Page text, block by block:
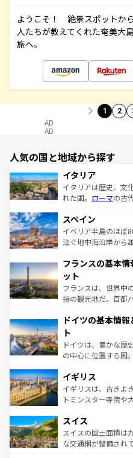
ようこそ！ 絶景スポットか
人たちが教えてくれた奄美大
旅へ。
1 2
AD
AD
人気の国と地域から探す
イタリア
イタリアは歴史、文
れた国。 ローマの古
ろん、トスカーナの
景など、自然景観も
ピザやパスタなど、
ませてくれるイタリ
なお、新着のイタリ
しい。
スペイン
イベリア半島のほぼ
注ぐ地中海沿岸から
文化が根付くこの国
れる闘牛、そして美
る。首都マドリード
アートに溢れた街角
せる。地方によって
ンテンツ一覧 を参照
フランスの基本
ット
フランスは、世界中
指の観光地だ。首都
で、幅広い魅力が詰
聖堂、美しいビーチ
から魅了する。また
れ、フランス料理は
香り高いラベンダー
らに、パリ以外の地
も豊かな歴史と文化
を参照してほしい。
ドイツの基本情
ト
ドイツは、豊かな歴
の中心に位置する国
顔を持つこの国は、
ルリンの文化的活気
してライン川沿いの
は、お酒好きな人にはぜひ
ドイツ情報はコンテ
イギリス
イギリスは、古きよ
トミンスター寺院や
リアごとに異なる魅
ティー、ビール好き
戦など、本場だから
スイス
スイスの国土面積は
な交通網が整備され